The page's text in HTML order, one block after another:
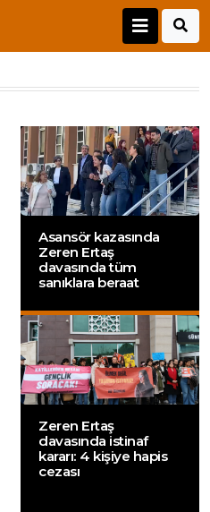
Asansör kazasında
Zeren Ertaş
davasında tüm
sanıklara beraat
Zeren Ertaş
davasında istinaf
kararı: 4 kişiye hapis
cezası